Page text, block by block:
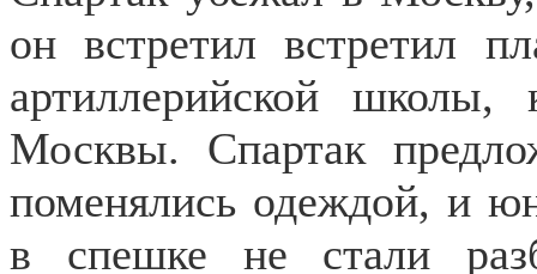
он встретил встретил
артиллерийской
Москвы. Спартак
поменялись одеждой, и
в спешке не стали